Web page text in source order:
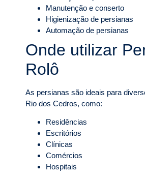
Manutenção e conserto
Higienização de persianas
Automação de persianas
Onde utilizar
Rolô
As persianas são ideais para
Rio dos Cedros, como:
Residências
Escritórios
Clínicas
Comércios
Hospitais